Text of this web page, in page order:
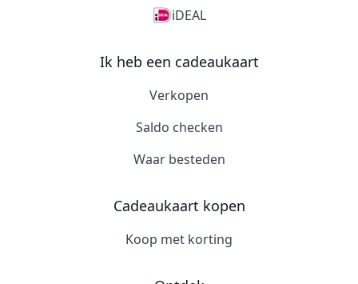
iDEAL
Ik heb een cadeaukaart
Verkopen
Saldo checken
Waar besteden
Cadeaukaart kopen
Koop met korting